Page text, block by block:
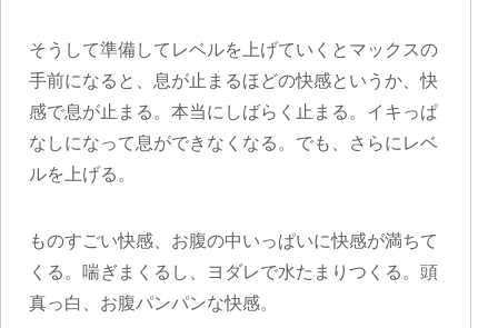
そうして準備してレベルを上げていくとマックスの
手前になると、息が止まるほどの快感というか、快
感で息が止まる。本当にしばらく止まる。イキっぱ
なしになって息ができなくなる。でも、さらにレベ
ルを上げる。
ものすごい快感、お腹の中いっぱいに快感が満ちて
くる。喘ぎまくるし、ヨダレで水たまりつくる。頭
真っ白、お腹パンパンな快感。